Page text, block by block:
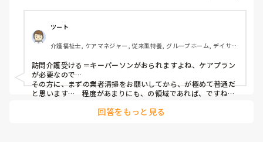
ケアマネから掃除の支援も追加してもらえないかという話も
出ていますが、ネットで調べると、ごみ屋敷の清掃は訪問介
護の範囲内ではないとい記事が多いです。
主任は引き受けるつもりでいるようですが、状態が酷すぎて
ゾッとしてしまいます。
臭いもあるし、換気がされていないので、そのお宅に訪問し
た後に同じ服装で次の支援になんて行けそうもありません。
ごみ屋敷の対応について、アドバイス頂けるとありがたいで
ツート
介護福祉士, ケアマネジャー, 従来型特養, グループホーム, デイサー
訪問介護受ける＝キーパーソンがおられますよね、ケアプラン
が必要なので…
その方に、まずの業者清掃をお願いしてから、が極めて普通だ
と思います…　程度があまりにも、の領域であれば、ですね…
回答をもっと見る